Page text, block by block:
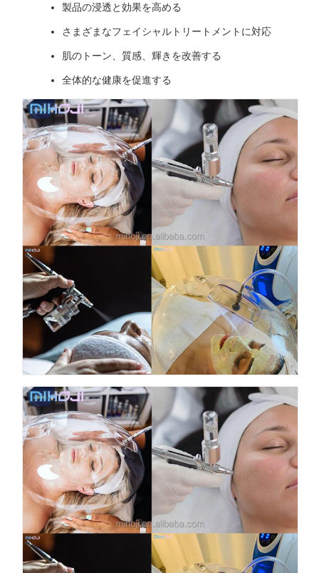
製品の浸透と効果を高める
さまざまなフェイシャルトリートメントに対応
肌のトーン、質感、輝きを改善する
全体的な健康を促進する